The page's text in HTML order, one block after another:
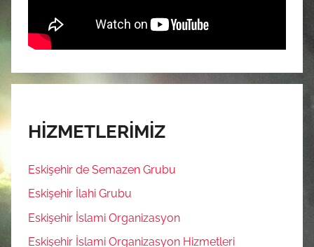
HİZMETLERİMİZ
Eskişehir de Semazen Grubu
Eskişehir İlahi Grubu
Eskişehir İslami Organizasyon
Eskişehir İslami Organizasyon Hizmetleri